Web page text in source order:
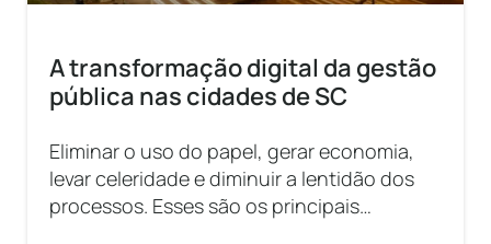
A transformação digital da gestão
pública nas cidades de SC
Eliminar o uso do papel, gerar economia,
levar celeridade e diminuir a lentidão dos
processos. Esses são os principais